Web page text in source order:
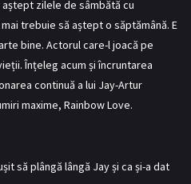
zilele de sâmbătă cu
trebuie să aștept o săptămână. E
bine. Actorul care-l joacă pe
Înțeleg acum și încruntarea
continuă a lui Jay-Artur
maxime, Rainbow Love.
să plângă lângă Jay și ca și-a dat